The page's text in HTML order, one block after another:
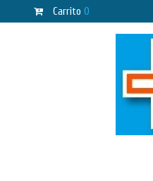
Carrito 0